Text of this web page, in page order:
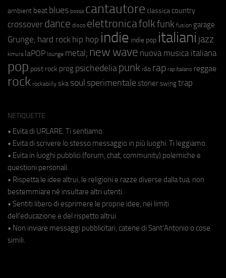
ambient beat blues bossa cantautore classica country
crossover dance disco elettronicafolkfunk fusion garage
Grunge; hard rock hip hop indie indie pop italiani jazz
kimura laPOP lounge metal; new wave nuova musica italiana
pop post rock prog psichedeliapunk r&b rap rap italiano reggae
rock rockabilly ska soul sperimentale stoner swing trap
NETIQUETTE
• Evita di URLARE. Ti sentiamo.
• Evita di scrivere lo stesso messaggio in più luoghi. Ti leggiamo.
• Evita in luoghi pubblici (forum, chat, community) polemiche e
questioni personali.
• Rispetta le idee altrui, le religioni e razze diverse dalla tua, non
bestemmiare né insultare altri utenti.
• Sentiti libero di esprimere le proprie idee, nei limiti
dell'educazione e del rispetto altrui.
• Non inviare messaggi pubblicitari, catene di Sant'Antonio o cose
simili.